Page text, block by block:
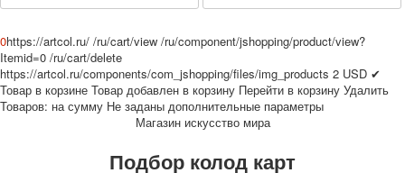
Эротические рисунки
Рекламные
Эротические фотоколоды
Пин-ап
Политические
0https://artcol.ru/ /ru/cart/view /ru/component/jshopping/product/view?
Itemid=0 /ru/cart/delete
https://artcol.ru/components/com_jshopping/files/img_products 2 USD ✔
Товар в корзине Товар добавлен в корзину Перейти в корзину Удалить
Товаров: на сумму Не заданы дополнительные параметры
Магазин искусство мира
Подбор колод карт